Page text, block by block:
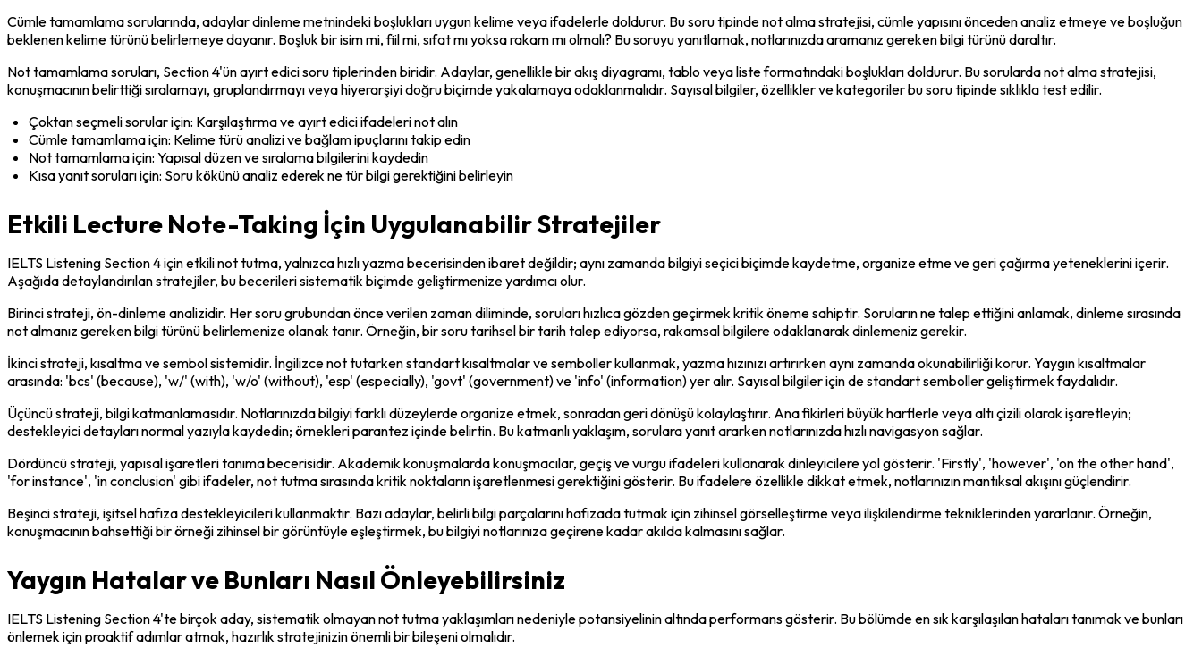
Cümle tamamlama sorularında, adaylar dinleme metnindeki boşlukları uygun kelime veya ifadelerle doldurur. Bu soru tipinde not alma stratejisi, cümle yapısını önceden analiz etmeye ve boşluğun
beklenen kelime türünü belirlemeye dayanır. Boşluk bir isim mi, fiil mi, sıfat mı yoksa rakam mı olmalı? Bu soruyu yanıtlamak, notlarınızda aramanız gereken bilgi türünü daraltır.
Not tamamlama soruları, Section 4'ün ayırt edici soru tiplerinden biridir. Adaylar, genellikle bir akış diyagramı, tablo veya liste formatındaki boşlukları doldurur. Bu sorularda not alma stratejisi,
konuşmacının belirttiği sıralamayı, gruplandırmayı veya hiyerarşiyi doğru biçimde yakalamaya odaklanmalıdır. Sayısal bilgiler, özellikler ve kategoriler bu soru tipinde sıklıkla test edilir.
Çoktan seçmeli sorular için: Karşılaştırma ve ayırt edici ifadeleri not alın
Cümle tamamlama için: Kelime türü analizi ve bağlam ipuçlarını takip edin
Not tamamlama için: Yapısal düzen ve sıralama bilgilerini kaydedin
Kısa yanıt soruları için: Soru kökünü analiz ederek ne tür bilgi gerektiğini belirleyin
Etkili Lecture Note-Taking İçin Uygulanabilir Stratejiler
IELTS Listening Section 4 için etkili not tutma, yalnızca hızlı yazma becerisinden ibaret değildir; aynı zamanda bilgiyi seçici biçimde kaydetme, organize etme ve geri çağırma yeteneklerini içerir.
Aşağıda detaylandırılan stratejiler, bu becerileri sistematik biçimde geliştirmenize yardımcı olur.
Birinci strateji, ön-dinleme analizidir. Her soru grubundan önce verilen zaman diliminde, soruları hızlıca gözden geçirmek kritik öneme sahiptir. Soruların ne talep ettiğini anlamak, dinleme sırasında
not almanız gereken bilgi türünü belirlemenize olanak tanır. Örneğin, bir soru tarihsel bir tarih talep ediyorsa, rakamsal bilgilere odaklanarak dinlemeniz gerekir.
İkinci strateji, kısaltma ve sembol sistemidir. İngilizce not tutarken standart kısaltmalar ve semboller kullanmak, yazma hızınızı artırırken aynı zamanda okunabilirliği korur. Yaygın kısaltmalar
arasında: 'bcs' (because), 'w/' (with), 'w/o' (without), 'esp' (especially), 'govt' (government) ve 'info' (information) yer alır. Sayısal bilgiler için de standart semboller geliştirmek faydalıdır.
Üçüncü strateji, bilgi katmanlamasıdır. Notlarınızda bilgiyi farklı düzeylerde organize etmek, sonradan geri dönüşü kolaylaştırır. Ana fikirleri büyük harflerle veya altı çizili olarak işaretleyin;
destekleyici detayları normal yazıyla kaydedin; örnekleri parantez içinde belirtin. Bu katmanlı yaklaşım, sorulara yanıt ararken notlarınızda hızlı navigasyon sağlar.
Dördüncü strateji, yapısal işaretleri tanıma becerisidir. Akademik konuşmalarda konuşmacılar, geçiş ve vurgu ifadeleri kullanarak dinleyicilere yol gösterir. 'Firstly', 'however', 'on the other hand',
'for instance', 'in conclusion' gibi ifadeler, not tutma sırasında kritik noktaların işaretlenmesi gerektiğini gösterir. Bu ifadelere özellikle dikkat etmek, notlarınızın mantıksal akışını güçlendirir.
Beşinci strateji, işitsel hafıza destekleyicileri kullanmaktır. Bazı adaylar, belirli bilgi parçalarını hafızada tutmak için zihinsel görselleştirme veya ilişkilendirme tekniklerinden yararlanır. Örneğin,
konuşmacının bahsettiği bir örneği zihinsel bir görüntüyle eşleştirmek, bu bilgiyi notlarınıza geçirene kadar akılda kalmasını sağlar.
Yaygın Hatalar ve Bunları Nasıl Önleyebilirsiniz
IELTS Listening Section 4'te birçok aday, sistematik olmayan not tutma yaklaşımları nedeniyle potansiyelinin altında performans gösterir. Bu bölümde en sık karşılaşılan hataları tanımak ve bunları
önlemek için proaktif adımlar atmak, hazırlık stratejinizin önemli bir bileşeni olmalıdır.